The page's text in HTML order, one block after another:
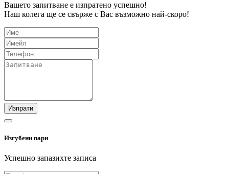
Вашето запитване е изпратено успешно!
Наш колега ще се свърже с Вас възможно най-скоро!
Изпрати
Изгубени пари
Успешно запазихте записа